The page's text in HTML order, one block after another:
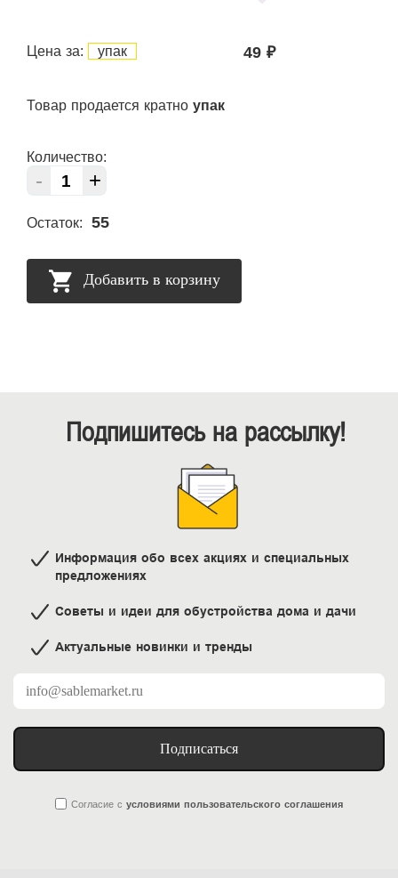
Цена за: упак 49 ₽
Товар продается кратно упак
Количество:
- +
Остаток: 55
Добавить в корзину
Подпишитесь на рассылку!
Информация обо всех акциях и специальных
предложениях
Советы и идеи для обустройства дома и дачи
Актуальные новинки и тренды
Подписаться
Согласие с условиями пользовательского соглашения